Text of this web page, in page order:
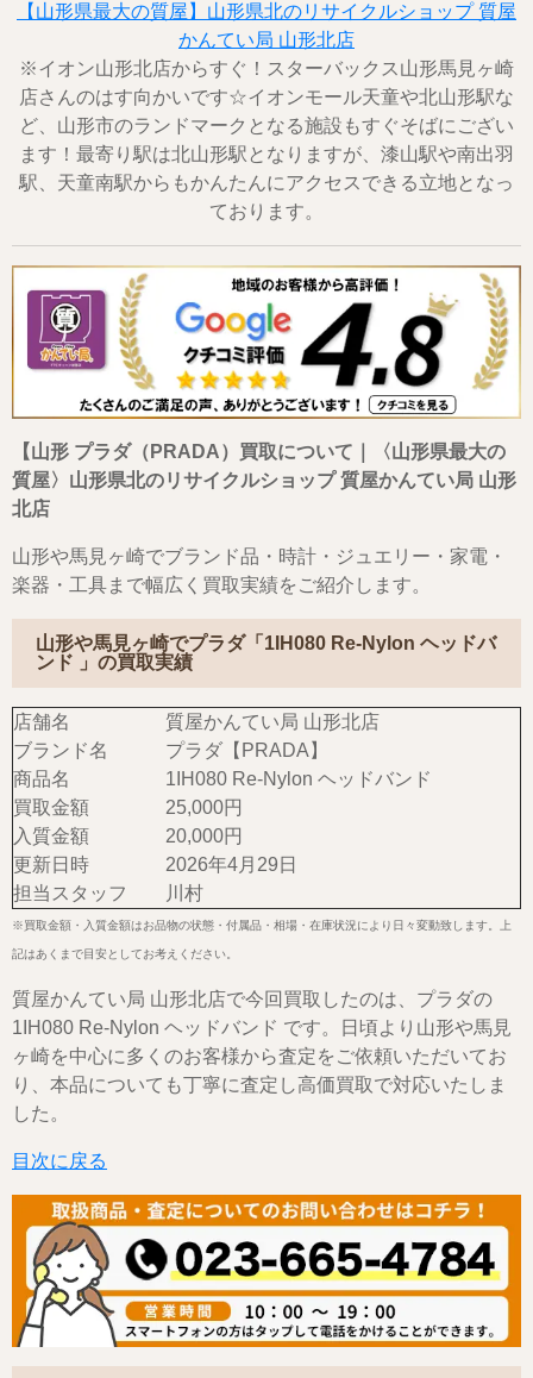
【山形県最大の質屋】山形県北のリサイクルショップ 質屋
かんてい局 山形北店
※イオン山形北店からすぐ！スターバックス山形馬見ヶ崎
店さんのはす向かいです☆イオンモール天童や北山形駅な
ど、山形市のランドマークとなる施設もすぐそばにござい
ます！最寄り駅は北山形駅となりますが、漆山駅や南出羽
駅、天童南駅からもかんたんにアクセスできる立地となっ
ております。
【山形 プラダ（PRADA）買取について｜〈山形県最大の
質屋〉山形県北のリサイクルショップ 質屋かんてい局 山形
北店
山形や馬見ヶ崎でブランド品・時計・ジュエリー・家電・
楽器・工具まで幅広く買取実績をご紹介します。
山形や馬見ヶ崎でプラダ「1IH080 Re-Nylon ヘッドバ
ンド 」の買取実績
店舗名
質屋かんてい局 山形北店
ブランド名
プラダ【PRADA】
商品名
1IH080 Re-Nylon ヘッドバンド
買取金額
25,000円
入質金額
20,000円
更新日時
2026年4月29日
担当スタッフ
川村
※買取金額・入質金額はお品物の状態・付属品・相場・在庫状況により日々変動致します。上
記はあくまで目安としてお考えください。
質屋かんてい局 山形北店で今回買取したのは、プラダの
1IH080 Re-Nylon ヘッドバンド です。日頃より山形や馬見
ヶ崎を中心に多くのお客様から査定をご依頼いただいてお
り、本品についても丁寧に査定し高価買取で対応いたしま
した。
目次に戻る